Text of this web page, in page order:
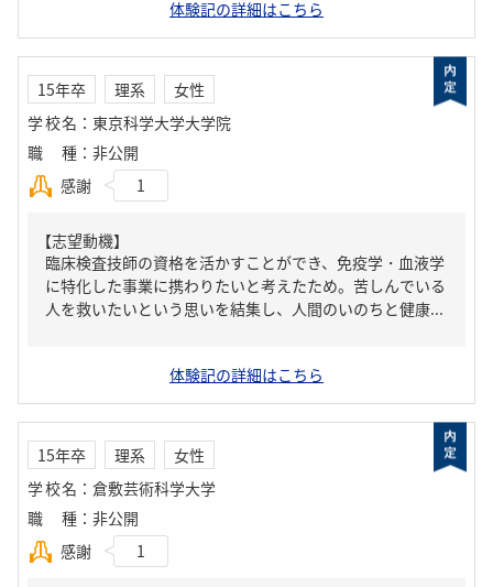
体験記の詳細はこちら
15年卒 理系
女性
学校名 ： 東京科学大学大学院
職種 ： 非公開
感謝
1
【志望動機】
臨床検査技師の資格を活かすことができ、免疫学・血液学
に特化した事業に携わりたいと考えたため。苦しんでいる
人を救いたいという思いを結集し、人間のいのちと健康...
体験記の詳細はこちら
15年卒 理系
女性
学校名 ： 倉敷芸術科学大学
職種 ： 非公開
感謝
1